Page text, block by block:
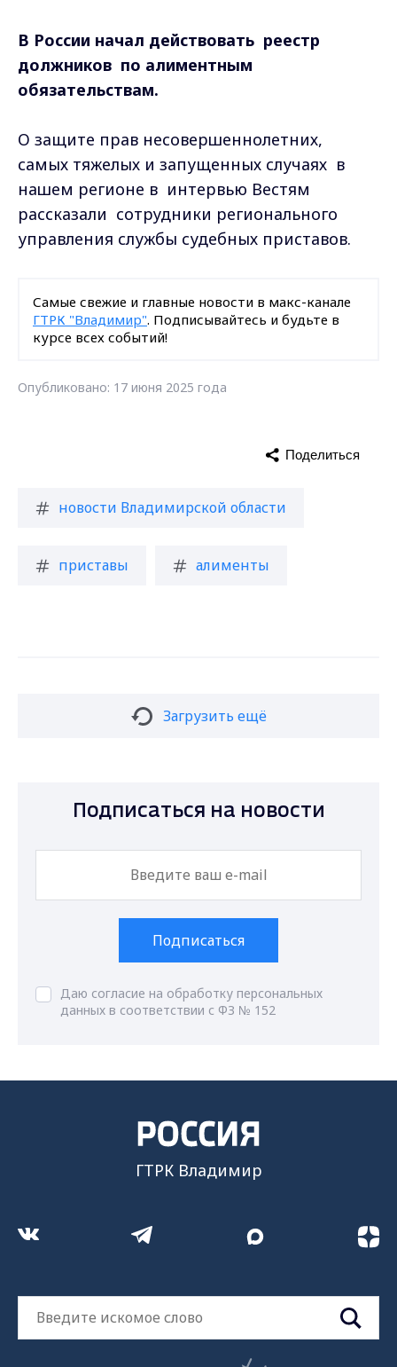
В России начал действовать реестр
должников по алиментным
обязательствам.
О защите прав несовершеннолетних,
самых тяжелых и запущенных случаях в
нашем регионе в интервью Вестям
рассказали сотрудники регионального
управления службы судебных приставов.
Самые свежие и главные новости в макс-канале
ГТРК "Владимир". Подписывайтесь и будьте в
курсе всех событий!
Опубликовано: 17 июня 2025 года
новости Владимирской области
приставы алименты
Поделиться
Загрузить ещё
Подписаться на новости
Подписаться
Даю согласие на обработку персональных
данных в соответствии с ФЗ № 152
ГТРК Владимир